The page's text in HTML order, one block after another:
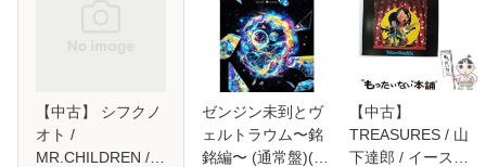
【中古】 シフクノ
オト /
MR.CHILDREN /
ゼンジン未到とヴ
ェルトラウム〜銘
銘編〜 (通常盤)(2
【中古】
TREASURES / 山
下達郎 / イースト